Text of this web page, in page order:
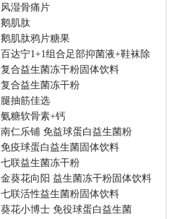
风湿骨痛片
鹅肌肽
鹅肌肽鸦片糖果
百达宁1+1组合足部抑菌液+鞋袜除
复合益生菌冻干粉固体饮料
复合益生菌冻干粉
腿抽筋佳选
氨糖软骨素+钙
南仁乐铺 免益球蛋白益生菌粉
免疫球蛋白益生菌固体饮料
七联益生菌冻干粉
金葵花向阳 益生菌冻干粉固体饮料
七联活性益生菌粉固体饮料
葵花小博士 免役球蛋白益生菌